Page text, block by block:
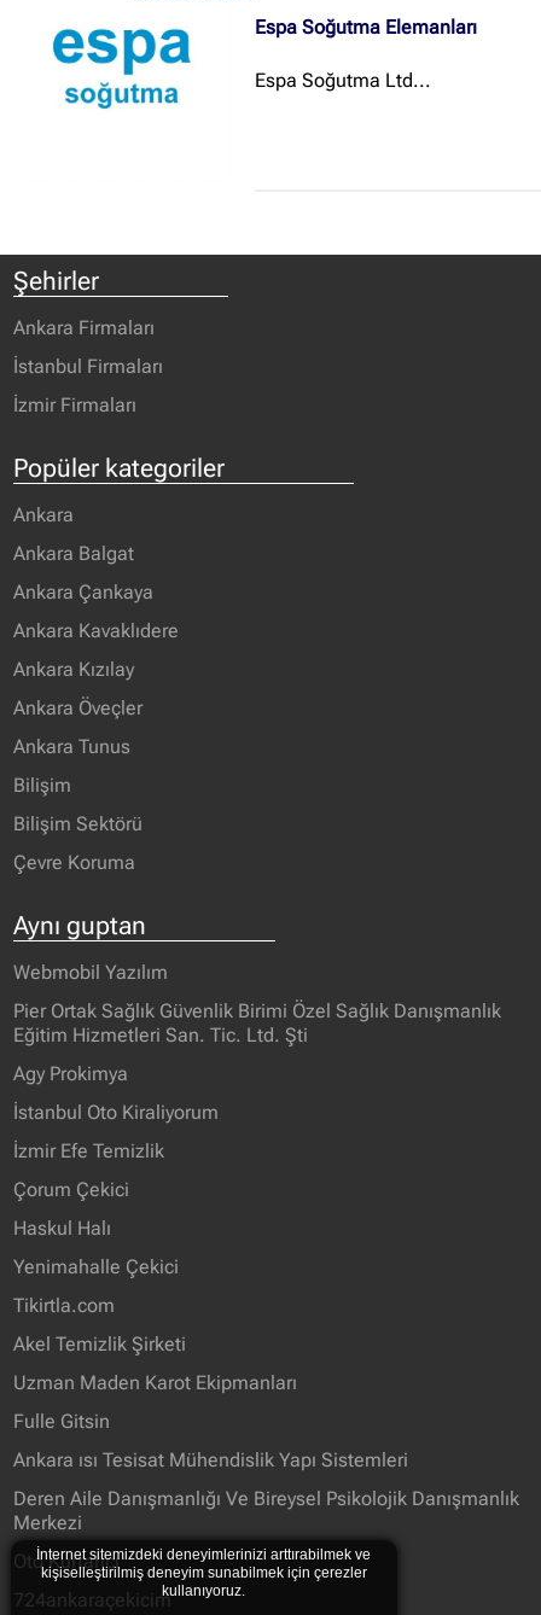
Espa Soğutma Elemanları
Espa Soğutma Ltd...
Şehirler
Ankara Firmaları
İstanbul Firmaları
İzmir Firmaları
Popüler kategoriler
Ankara
Ankara Balgat
Ankara Çankaya
Ankara Kavaklıdere
Ankara Kızılay
Ankara Öveçler
Ankara Tunus
Bilişim
Bilişim Sektörü
Çevre Koruma
Aynı guptan
Webmobil Yazılım
Pier Ortak Sağlık Güvenlik Birimi Özel Sağlık Danışmanlık
Eğitim Hizmetleri San. Tic. Ltd. Şti
Agy Prokimya
İstanbul Oto Kiraliyorum
İzmir Efe Temizlik
Çorum Çekici
Haskul Halı
Yenimahalle Çekici
Tikirtla.com
Akel Temizlik Şirketi
Uzman Maden Karot Ekipmanları
Fulle Gitsin
Ankara ısı Tesisat Mühendislik Yapı Sistemleri
Deren Aile Danışmanlığı Ve Bireysel Psikolojik Danışmanlık
Merkezi
Oto Kurtarıcı
724ankaraçekicim
İnternet sitemizdeki deneyimlerinizi arttırabilmek ve
kişiselleştirilmiş deneyim sunabilmek için çerezler
kullanıyoruz.